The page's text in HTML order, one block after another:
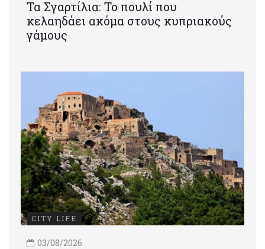
Τα Σγαρτίλια: Το πουλί που
κελαηδάει ακόμα στους κυπριακούς
γάμους
CITY LIFE
03/08/2026